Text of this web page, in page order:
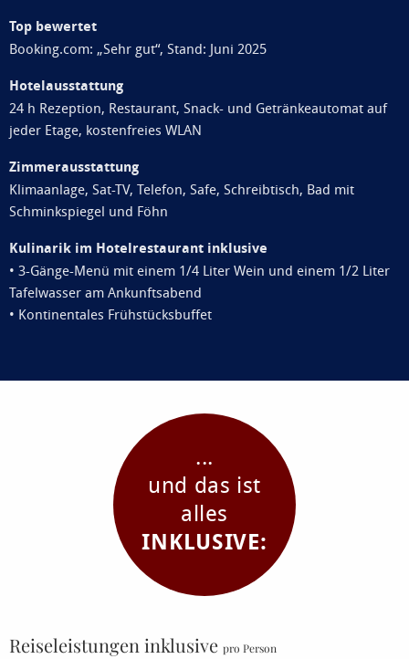
Top bewertet
Booking.com: „Sehr gut“, Stand: Juni 2025
Hotelausstattung
24 h Rezeption, Restaurant, Snack- und Getränkeautomat auf
jeder Etage, kostenfreies WLAN
Zimmerausstattung
Klimaanlage, Sat-TV, Telefon, Safe, Schreibtisch, Bad mit
Schminkspiegel und Föhn
Kulinarik im Hotelrestaurant inklusive
• 3-Gänge-Menü mit einem 1/4 Liter Wein und einem 1/2 Liter
Tafelwasser am Ankunftsabend
• Kontinentales Frühstücksbuffet
...
und das ist
alles
INKLUSIVE:
Reiseleistungen inklusive pro Person